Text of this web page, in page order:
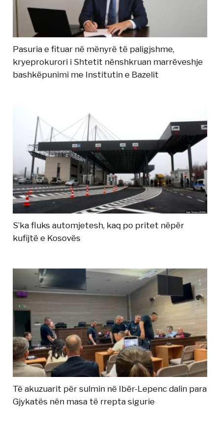
Pasuria e fituar në mënyrë të paligjshme,
kryeprokurori i Shtetit nënshkruan marrëveshje
bashkëpunimi me Institutin e Bazelit
S’ka fluks automjetesh, kaq po pritet nëpër
kufijtë e Kosovës
Të akuzuarit për sulmin në Ibër-Lepenc dalin para
Gjykatës nën masa të rrepta sigurie